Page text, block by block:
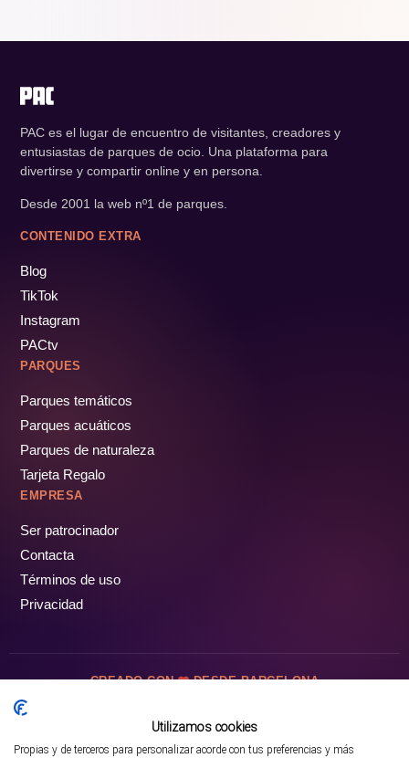
Mejor opción en SATOORDAY
PAC es el lugar de encuentro de visitantes, creadores y
entusiastas de parques de ocio. Una plataforma para
divertirse y compartir online y en persona.
Desde 2001 la web nº1 de parques.
CONTENIDO EXTRA
Blog
TikTok
Instagram
PACtv
PARQUES
Parques temáticos
Parques acuáticos
Parques de naturaleza
Tarjeta Regalo
EMPRESA
Ser patrocinador
Contacta
Términos de uso
Privacidad
CREADO CON DESDE BARCELONA
Utilizamos cookies
Propias y de terceros para personalizar acorde con tus preferencias y más